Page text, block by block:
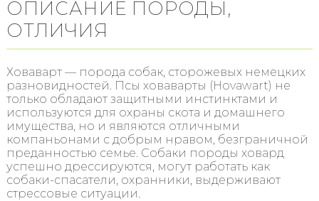
ОПИСАНИЕ ПОРОДЫ,
ОТЛИЧИЯ
Ховаварт — порода собак, сторожевых немецких
разновидностей. Псы ховаварты (Hovawart) не
только обладают защитными инстинктами и
используются для охраны скота и домашнего
имущества, но и являются отличными
компаньонами с добрым нравом, безграничной
преданностью семье. Собаки породы ховард
успешно дрессируются, могут работать как
собаки-спасатели, охранники, выдерживают
стрессовые ситуации.